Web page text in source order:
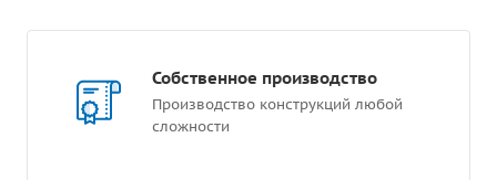
Собственное производство
Производство конструкций любой
сложности